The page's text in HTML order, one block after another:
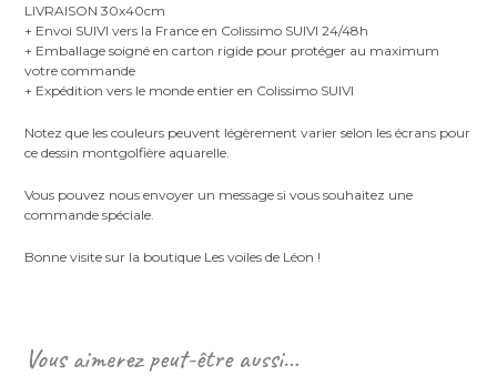
LIVRAISON 30x40cm
+ Envoi SUIVI vers la France en Colissimo SUIVI 24/48h
+ Emballage soigné en carton rigide pour protéger au maximum
votre commande
+ Expédition vers le monde entier en Colissimo SUIVI
Notez que les couleurs peuvent légèrement varier selon les écrans pour
ce dessin montgolfière aquarelle.
Vous pouvez nous envoyer un message si vous souhaitez une
commande spéciale.
Bonne visite sur la boutique Les voiles de Léon !
Vous aimerez peut-être aussi…